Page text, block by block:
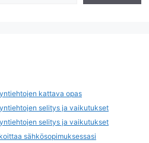
kattava opas
selitys ja vaikutukset
selitys ja vaikutukset
sähkösopimuksessasi